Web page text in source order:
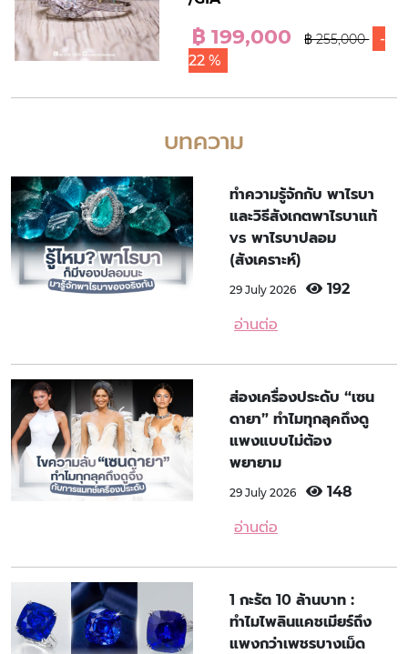
฿ 199,000 ฿ 255,000
-
22 %
บทความ
ทำความรู้จักกับ พาไรบา
และวิธีสังเกตพาไรบาแท้
vs พาไรบาปลอม
(สังเคราะห์)
29 July 2026 192
อ่านต่อ
ส่องเครื่องประดับ “เซน
ดายา” ทำไมทุกลุคถึงดู
แพงแบบไม่ต้อง
พยายาม
29 July 2026 148
อ่านต่อ
1 กะรัต 10 ล้านบาท :
ทำไมไพลินแคชเมียร์ถึง
แพงกว่าเพชรบางเม็ด